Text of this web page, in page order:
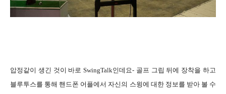
압정같이 생긴 것이 바로 SwingTalk인데요- 골프 그립 뒤에 장착을 하고
블루투스를 통해 핸드폰 어플에서 자신의 스윙에 대한 정보를 받아 볼 수